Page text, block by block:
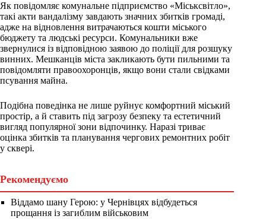
Як повідомляє комунальне підприємство «Міськсвітло»,
такі акти вандалізму завдають значних збитків громаді,
адже на відновлення витрачаються кошти міського
бюджету та людські ресурси. Комунальники вже
звернулися із відповідною заявою до поліції для розшуку
винних. Мешканців міста закликають бути пильними та
повідомляти правоохоронців, якщо вони стали свідками
псування майна.
Подібна поведінка не лише руйнує комфортний міський
простір, а й ставить під загрозу безпеку та естетичний
вигляд популярної зони відпочинку. Наразі триває
оцінка збитків та планування чергових ремонтних робіт
у сквері.
Рекомендуємо
Віддамо шану Герою: у Чернівцях відбудеться
прощання із загиблим військовим